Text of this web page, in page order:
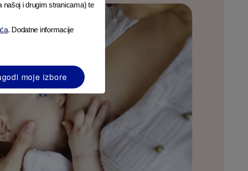
našoj i drugim stranicama) te
. Dodatne informacije
moje izbore